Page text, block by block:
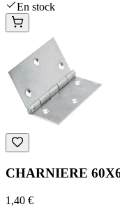
En stock
CHARNIERE
1,40 €